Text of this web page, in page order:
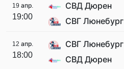
19 апр.
19:00
СВД Дюрен
СВГ Люнебург
12 апр.
18:00
СВГ Люнебург
СВД Дюрен